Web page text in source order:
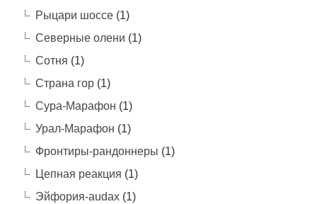
Рыцари шоссе(1)
Северные олени (1)
Сотня (1)
Страна гор(1)
Сура-Марафон (1)
Урал-Марафон (1)
Фронтиры-рандоннеры (1)
Цепная реакция (1)
Эйфория-audax(1)